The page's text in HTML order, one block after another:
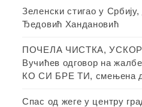
Зеленски стигао у
Ђедовић Хандановић
ПОЧЕЛА ЧИСТКА,
Вучићев одговор на
КО СИ БРЕ ТИ, смењена
Спас од жеге у центру